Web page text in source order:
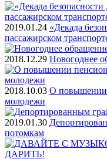
2019.01.24 «Декада
пассажирском
2018.12.29 Новогоднее
2018.10.03 О повышении
молодежи
2019.01.30
потомкам